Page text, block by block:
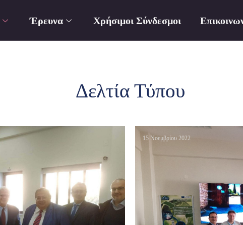
Έρευνα Χρήσιμοι Σύνδεσμοι
Δελτία Τύπου
15 Νοεμβρίου 2022